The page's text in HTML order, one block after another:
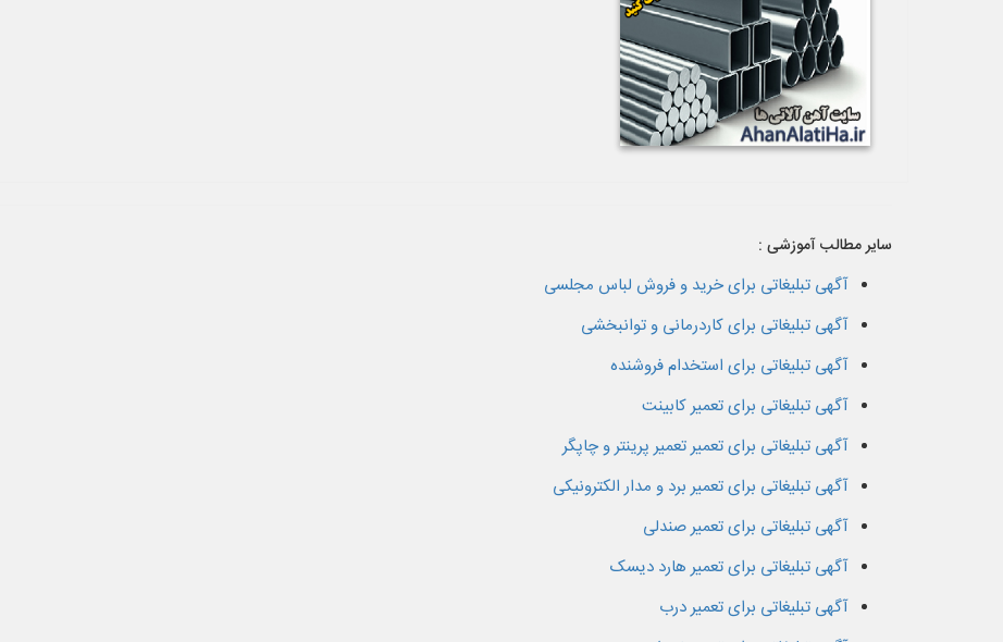
سایر مطالب آموزشی :
آگهی تبلیغاتی برای خرید و فروش لباس مجلسی
آگهی تبلیغاتی برای کاردرمانی و توانبخشی
آگهی تبلیغاتی برای استخدام فروشنده
آگهی تبلیغاتی برای تعمیر کابینت
آگهی تبلیغاتی برای تعمیر تعمیر پرینتر و چاپگر
آگهی تبلیغاتی برای تعمیر برد و مدار الکترونیکی
آگهی تبلیغاتی برای تعمیر صندلی
آگهی تبلیغاتی برای تعمیر هارد دیسک
آگهی تبلیغاتی برای تعمیر درب